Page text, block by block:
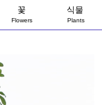
꽃
Flowers
식물
Plants